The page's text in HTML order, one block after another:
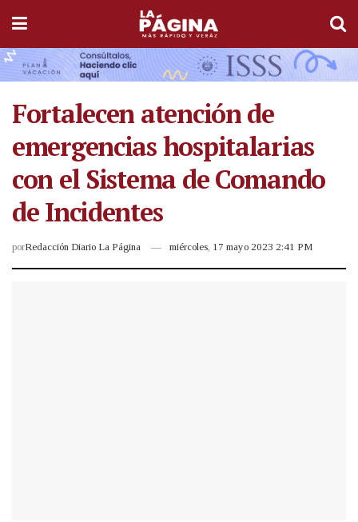
Fortalecen atención de
emergencias hospitalarias
con el Sistema de Comando
de Incidentes
porRedacción Diario La Página miércoles, 17 mayo 2023 2:41 PM